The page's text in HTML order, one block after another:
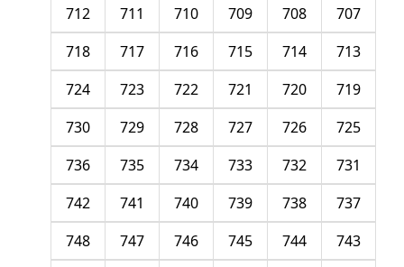
707
708
709
710
711
712
713
714
715
716
717
718
719
720
721
722
723
724
725
726
727
728
729
730
731
732
733
734
735
736
737
738
739
740
741
742
743
744
745
746
747
748